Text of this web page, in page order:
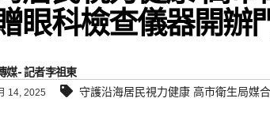
眼科檢查儀器開辦
媒- 記者李祖東
14, 2025 守護沿海居民視力健康 高市衛生局媒